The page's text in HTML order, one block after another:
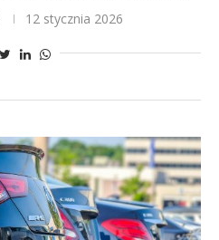
12 stycznia 2026